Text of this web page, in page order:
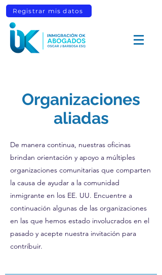
Registrar mis datos
Organizaciones
aliadas
De manera continua, nuestras oficinas
brindan orientación y apoyo a múltiples
organizaciones comunitarias que comparten
la causa de ayudar a la comunidad
inmigrante en los EE. UU. Encuentre a
continuación algunas de las organizaciones
en las que hemos estado involucrados en el
pasado y acepte nuestra invitación para
contribuir.